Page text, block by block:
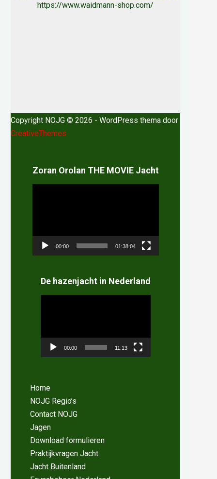
https://www.waidmann-shop.com/
Copyright NOJG © 2026 - WordPress thema door
CreativeThemes
Zoran Orolan THE MOVIE Jacht
00:00 01:38:04
De hazenjacht in Nederland
00:00 11:13
Home
NOJG Regio’s
Contact NOJG
Jagen
Download formulieren
Praktijkvragen Jacht
Jacht Buitenland